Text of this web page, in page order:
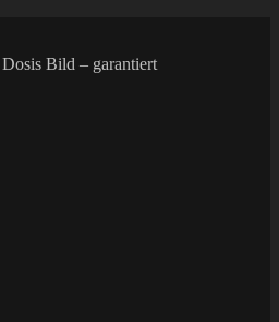
Bild – garantiert